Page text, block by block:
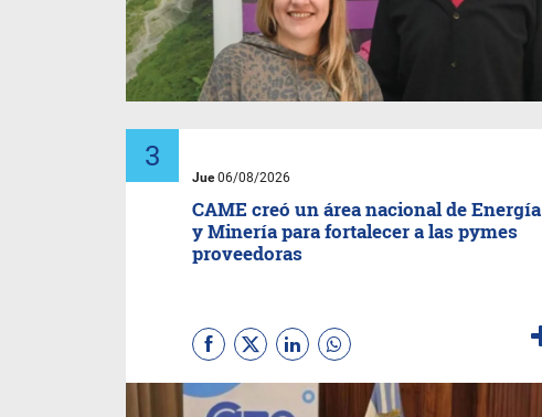
Jue06/08/2026
CAME creó un área nacional de Energía
y Minería para fortalecer a las pymes
proveedoras